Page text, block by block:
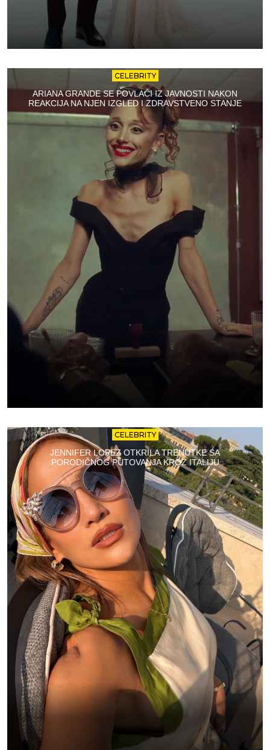
CELEBRITY
ARIANA GRANDE SE POVLAČI IZ JAVNOSTI NAKON
REAKCIJA NA NJEN IZGLED I ZDRAVSTVENO STANJE
CELEBRITY
JENNIFER LOPEZ OTKRILA TRENUTKE SA
PORODIČNOG PUTOVANJA KROZ ITALIJU